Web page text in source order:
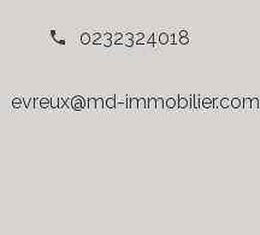
0232324018
evreux@md-immobilier.com